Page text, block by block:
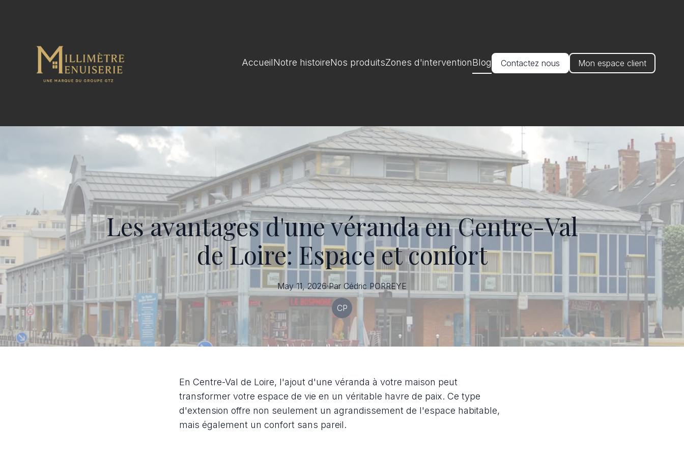
AccueilNotre histoireNos produitsZones d'interventionBlog Contactez nous Mon espace client
Les avantages d'une véranda en Centre-Val
de Loire: Espace et confort
May 11, 2026·Par Cédric PORREYE
CP
En Centre-Val de Loire, l'ajout d'une véranda à votre maison peut
transformer votre espace de vie en un véritable havre de paix. Ce type
d'extension offre non seulement un agrandissement de l'espace habitable,
mais également un confort sans pareil.